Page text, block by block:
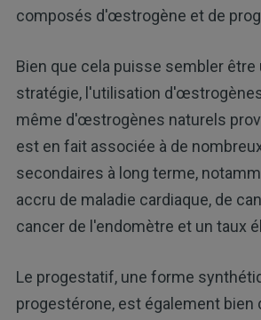
composés d'œstrogène et de
Bien que cela puisse sembler
stratégie, l'utilisation
même d'œstrogènes naturels
est en fait associée à de
secondaires à long terme,
accru de maladie cardiaque, de
cancer de l'endomètre et un taux
Le progestatif, une forme
progestérone, est également bien